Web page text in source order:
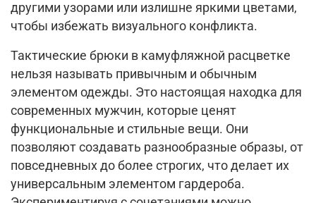
другими узорами или излишне яркими цветами,
чтобы избежать визуального конфликта.
Тактические брюки в камуфляжной расцветке
нельзя называть привычным и обычным
элементом одежды. Это настоящая находка для
современных мужчин, которые ценят
функциональные и стильные вещи. Они
позволяют создавать разнообразные образы, от
повседневных до более строгих, что делает их
универсальным элементом гардероба.